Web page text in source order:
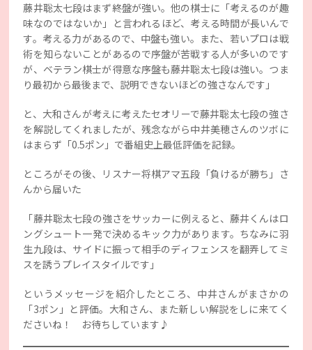
藤井聡太七段はまず終盤が強い。他の棋士に「考えるのが趣
味なのではないか」と言われるほど、考える時間が長いんで
す。考える力があるので、中盤も強い。また、若いプロは戦
術を知らないことがあるので序盤が苦戦する人が多いのです
が、ベテラン棋士が得意な序盤も藤井聡太七段は強い。つま
り最初から最後まで、説明できないほどの強さなんです」
と、大和さんが考えに考えたセオリーで藤井聡太七段の強さ
を解説してくれましたが、残念ながら中井美穂さんのツボに
はまらず「0.5ポン」で番組史上最低評価を記録。
ところがその後、リスナー将棋アマ五段「負けるが勝ち」さ
んから届いた
「藤井聡太七段の強さをサッカーに例えると、藤井くんはロ
ングシュート一発で決めるキック力があります。ちなみに羽
生九段は、サイドに振って相手のディフェンスを翻弄してミ
スを誘うプレイスタイルです」
というメッセージを紹介したところ、中井さんがまさかの
「3ポン」と評価。大和さん、また新しい解説をしに来てく
ださいね！ お待ちしています♪